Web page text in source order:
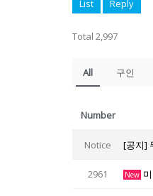
List Reply
Total 2,997
All 구인
Number
Notice [공지]
2961 New